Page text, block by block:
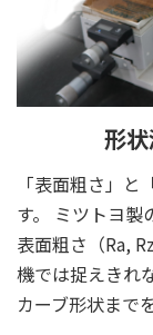
形
「表面粗さ」
す。 ミツトヨ
表面粗さ（Ra,
機では捉えきれ
カーブ形状まで